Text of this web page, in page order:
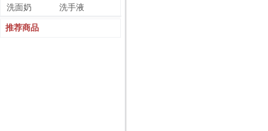
洗面奶
洗手液
推荐商品